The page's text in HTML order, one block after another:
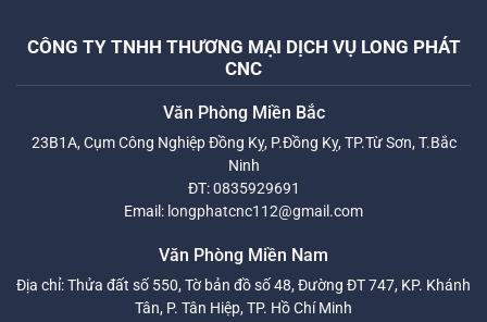
CÔNG TY TNHH THƯƠNG MẠI DỊCH VỤ LONG PHÁT
CNC
Văn Phòng Miền Bắc
23B1A, Cụm Công Nghiệp Đồng Kỵ, P.Đồng Kỵ, TP.Từ Sơn, T.Bắc
Ninh
ĐT:0835929691
Email: longphatcnc112@gmail.com
Văn Phòng Miền Nam
Địa chỉ: Thửa đất số 550, Tờ bản đồ số 48, Đường ĐT 747, KP. Khánh
Tân, P. Tân Hiệp, TP. Hồ Chí Minh